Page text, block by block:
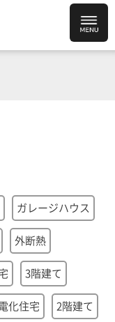
ガレージハウス
外断熱
3階建て
化住宅 2階建て